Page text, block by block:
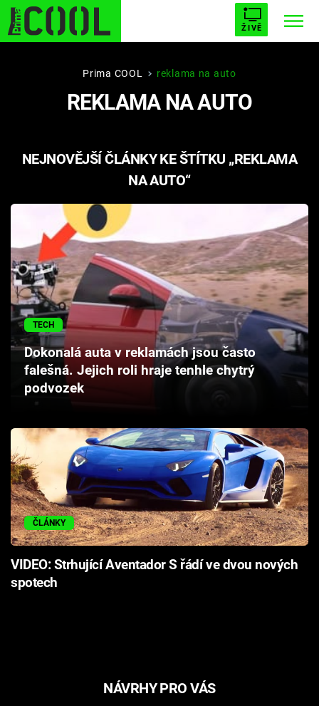
ŽIVĚ
STARHOUSE BUFFY, PŘEMOŽITELKA UPÍRŮ
PLNEJ KOTEL AVENGERS 5
Seriály
Hry
Cool Esport
Pořady
TV Program
Sledujte prima+
Přihlášení
Sledujte nás
Prima COOL reklama na auto
REKLAMA NA AUTO
NEJNOVĚJŠÍ ČLÁNKY KE ŠTÍTKU „REKLAMA
NA AUTO“
TECH
Dokonalá auta v reklamách jsou často
falešná. Jejich roli hraje tenhle chytrý
podvozek
ČLÁNKY
VIDEO: Strhující Aventador S řádí ve dvou nových
spotech
NÁVRHY PRO VÁS